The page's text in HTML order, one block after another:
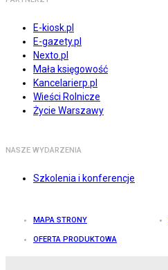
E-kiosk.pl
E-gazety.pl
Nexto.pl
Mała księgowość
Kancelarierp.pl
Wieści Rolnicze
Życie Warszawy
NASZE WYDARZENIA
Szkolenia i konferencje
MAPA STRONY
OFERTA PRODUKTOWA